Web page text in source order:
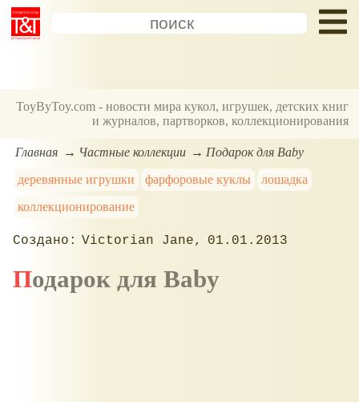
ToyByToy.com - новости мира кукол, игрушек, детских книг
и журналов, партворков, коллекционирования
Главная Частные коллекции
Подарок для Baby
деревянные игрушки
фарфоровые куклы
лошадка
коллекционирование
Victorian Jane 01.01.2013
Подарок для Baby